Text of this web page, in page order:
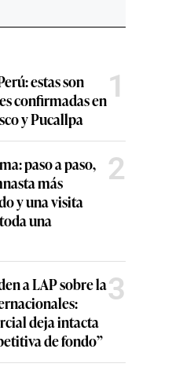
estas son
confirmadas en
y Pucallpa
1
paso a paso,
más
y una visita
una
2
a LAP sobre la
deja intacta
de fondo”
3